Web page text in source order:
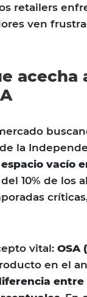
retailers
ven
acecha
la
vacío
10% de los
vital: OSA
en el
entre